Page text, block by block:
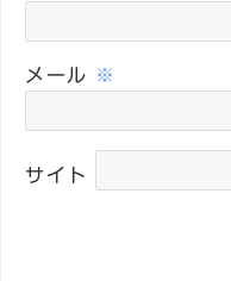
メール ※
サイト